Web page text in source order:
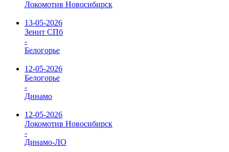
Локомотив Новосибирск
13-05-2026
Зенит СПб
-
Белогорье
12-05-2026
Белогорье
-
Динамо
12-05-2026
Локомотив Новосибирск
-
Динамо-ЛО